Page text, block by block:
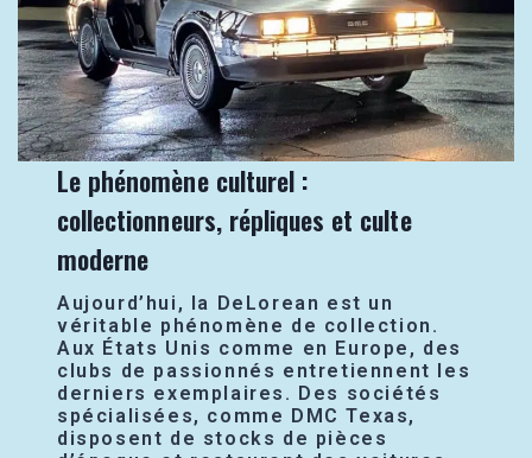
Le phénomène culturel :
collectionneurs, répliques et culte
moderne
Aujourd’hui, la DeLorean est un
véritable phénomène de collection.
Aux États Unis comme en Europe, des
clubs de passionnés entretiennent les
derniers exemplaires. Des sociétés
spécialisées, comme DMC Texas,
disposent de stocks de pièces